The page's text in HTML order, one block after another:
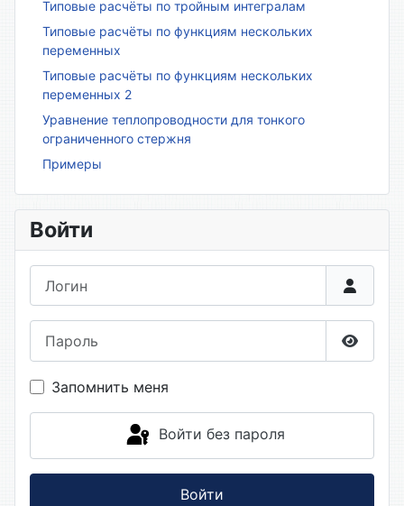
Типовые расчёты по тройным интегралам
Типовые расчёты по функциям нескольких
переменных
Типовые расчёты по функциям нескольких
переменных 2
Уравнение теплопроводности для тонкого
ограниченного стержня
Примеры
Войти
Запомнить меня
Войти без пароля
Войти